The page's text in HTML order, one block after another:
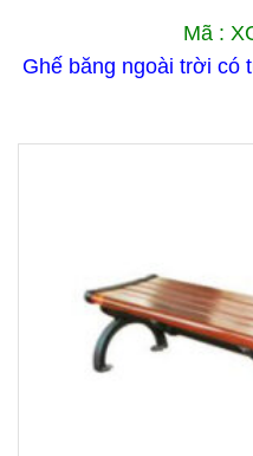
Mã :
Ghế băng ngoài trời có